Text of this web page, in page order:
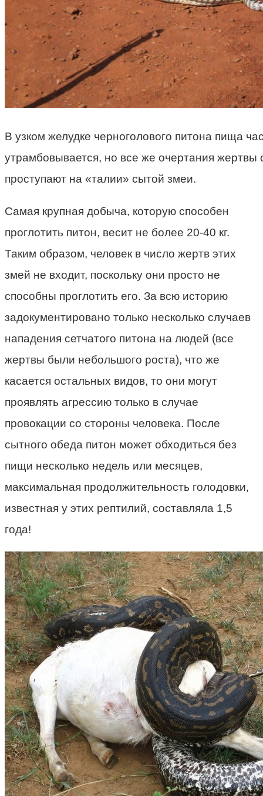
В узком желудке черноголового питона пища
утрамбовывается, но все же очертания жертвы
проступают на «талии» сытой змеи.
Самая крупная добыча, которую способен
проглотить питон, весит не более 20-40 кг.
Таким образом, человек в число жертв этих
змей не входит, поскольку они просто не
способны проглотить его. За всю историю
задокументировано только несколько случаев
нападения сетчатого питона на людей (все
жертвы были небольшого роста), что же
касается остальных видов, то они могут
проявлять агрессию только в случае
провокации со стороны человека. После
сытного обеда питон может обходиться без
пищи несколько недель или месяцев,
максимальная продолжительность голодовки,
известная у этих рептилий, составляла 1,5
года!